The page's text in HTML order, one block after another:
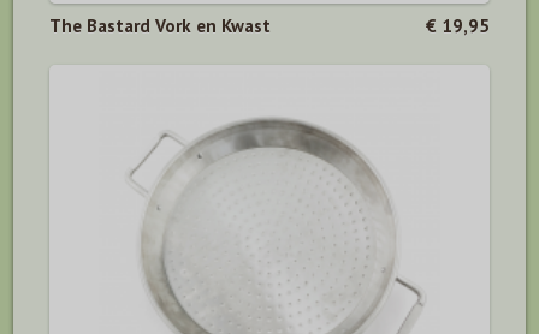
The Bastard Vork en Kwast € 19,95